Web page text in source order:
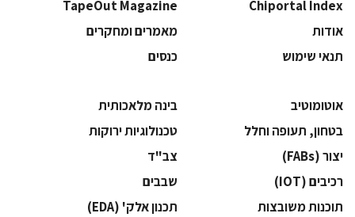
Chiportal Index
TapeOut Magazine
אודות
מאמרים ומחקרים
תנאי שימוש
כנסים
אוטומוטיב
בינה מלאכותית
בטחון, תעופה וחלל
‫טכנולוגיות ירוקות‬
‫יצור (‪(FABs‬‬
‫צב"ד‬
‫רכיבים‬ (IOT)
‫שבבים‬
‫תוכנות משובצות‬
‫תכנון אלק' (‪(EDA‬‬